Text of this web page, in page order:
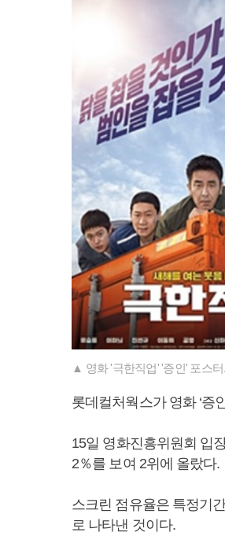
▲ 영화 '극한직업' '증인' 포스터.
롯데컬처웍스가 영화 ‘증
15일 영화진흥위원회 입
2％를 보여 2위에 올랐다.
스크린 점유율은 특정기
로 나타낸 것이다.